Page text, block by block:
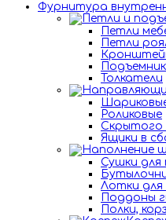
Фурнитура
Петли
Петли
Толкатели
Роликовые
Ящики в
Сушки для
Лотки для
Поддоны
Полки,